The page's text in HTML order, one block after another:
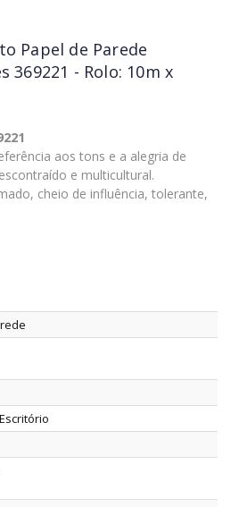
Papel de Parede
- Rolo: 10m x
aos tons e a alegria de
e multicultural.
cheio de influência, tolerante,